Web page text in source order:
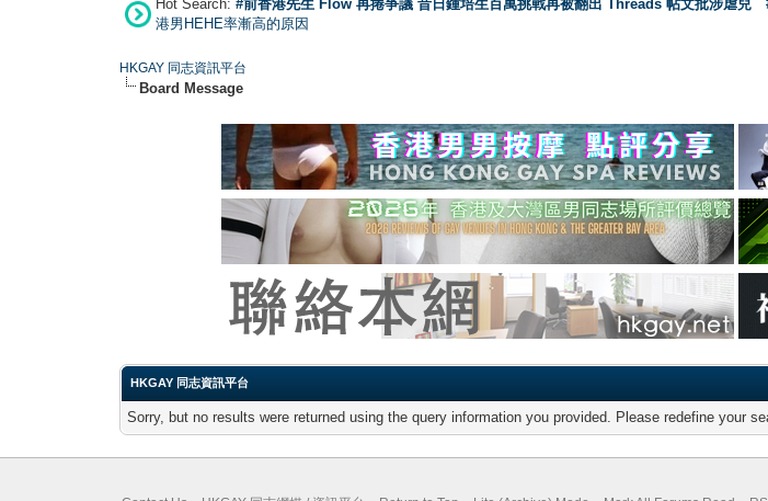
Hot Search: #前香港先生 Flow 再捲爭議 昔日鍾培生百萬挑戰再被翻出 Threads 帖文批涉虐兒
港男HEHE率漸高的原因
HKGAY 同志資訊平台
Board Message
HKGAY 同志資訊平台
Sorry, but no results were returned using the query information you provided. Please redefine your